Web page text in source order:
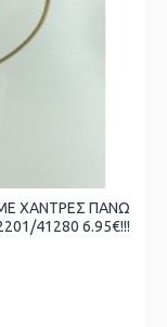
ΧΑΝΤΡΕΣ ΠΑΝΩ
41280 6.95€!!!